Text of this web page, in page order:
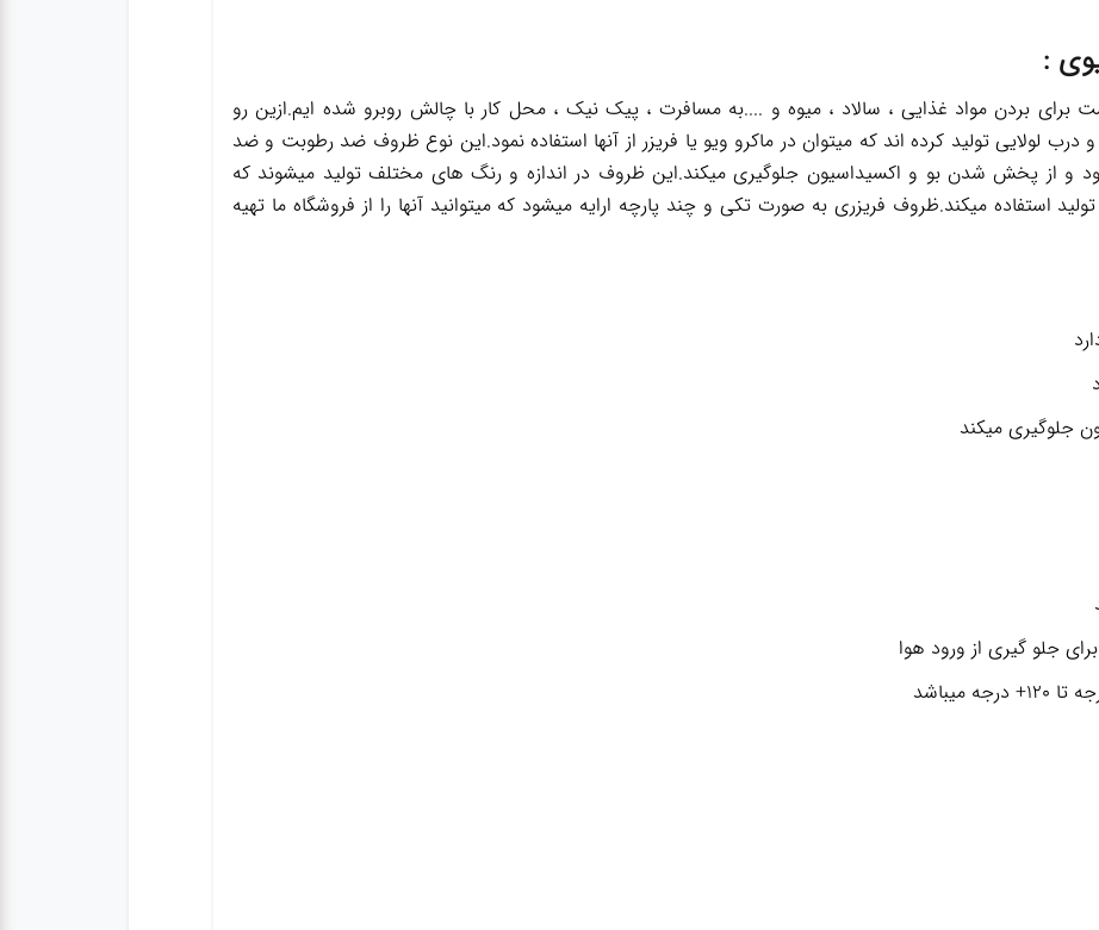
:
بردن مواد غذایی ، سالاد ، میوه و ....به مسافرت ، پیک نیک ، محل کار با چالش روبرو شده ایم.ازین رو
مختلف ، ظروف 4 قفله و درب لولایی تولید کرده اند که میتوان در ماکرو ویو یا فریزر از آنها استفاده نمود.این نوع ظروف ضد رطوبت و ضد
و از پخش شدن بو و اکسیداسیون جلوگیری میکند.این ظروف در اندازه و رنگ های مختلف تولید میشوند که
استفاده میکند.ظروف فریزری به صورت تکی و چند پارچه ارایه میشود که میتوانید آنها را از فروشگاه ما تهیه
جلوگیری میکند
جلو گیری از ورود هوا